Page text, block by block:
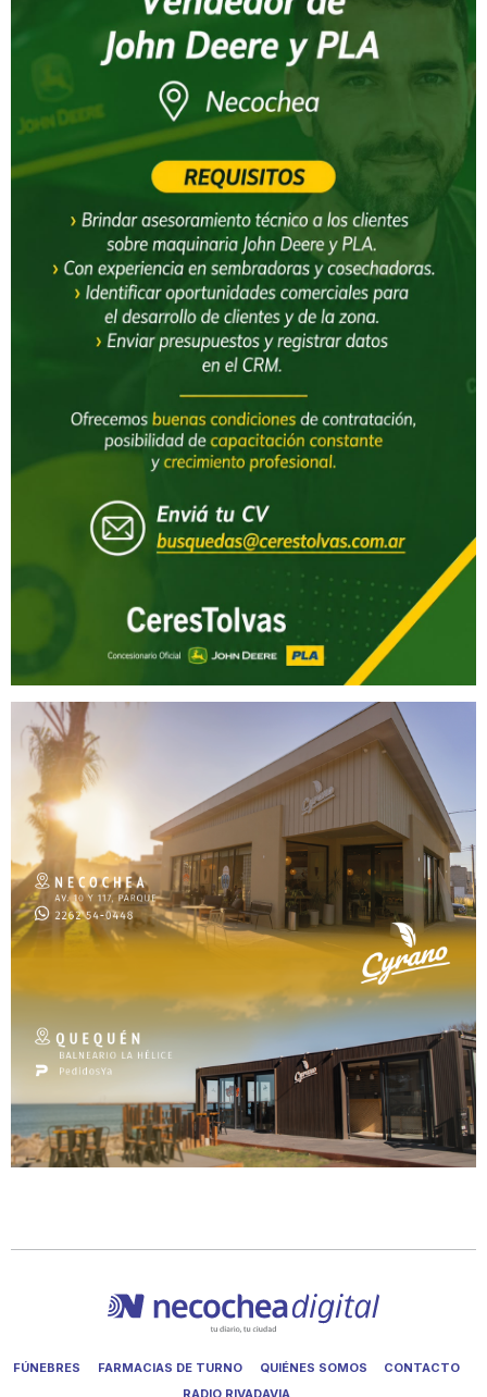
FÚNEBRES FARMACIAS DE TURNO QUIÉNES SOMOS
CONTACTO
RADIO RIVADAVIA